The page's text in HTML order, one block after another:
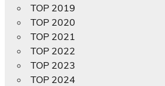
TOP 2019
TOP 2020
TOP 2021
TOP 2022
TOP 2023
TOP 2024